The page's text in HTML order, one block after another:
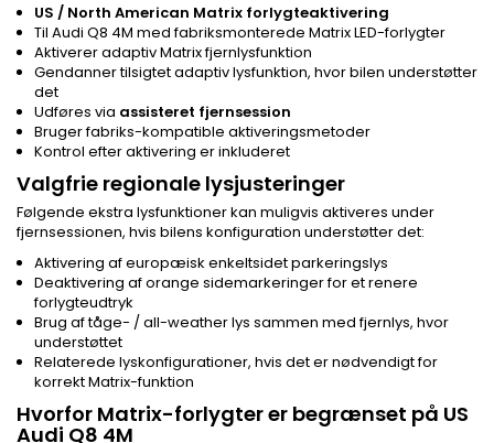
US / North American Matrix forlygteaktivering
Til Audi Q8 4M med fabriksmonterede Matrix LED-forlygter
Aktiverer adaptiv Matrix fjernlysfunktion
Gendanner tilsigtet adaptiv lysfunktion, hvor bilen understøtter
det
Udføres via assisteret fjernsession
Bruger fabriks-kompatible aktiveringsmetoder
Kontrol efter aktivering er inkluderet
Valgfrie regionale lysjusteringer
Følgende ekstra lysfunktioner kan muligvis aktiveres under
fjernsessionen, hvis bilens konfiguration understøtter det:
Aktivering af europæisk enkeltsidet parkeringslys
Deaktivering af orange sidemarkeringer for et renere
forlygteudtryk
Brug af tåge- / all-weather lys sammen med fjernlys, hvor
understøttet
Relaterede lyskonfigurationer, hvis det er nødvendigt for
korrekt Matrix-funktion
Hvorfor Matrix-forlygter er begrænset på US
Audi Q8 4M